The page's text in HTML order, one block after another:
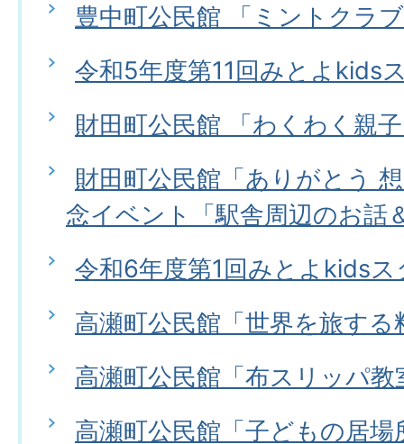
豊中町公民館 「ミントクラ
令和5年度第11回みとよkids
財田町公民館 「わくわく親
財田町公民館「ありがとう
念イベント「駅舎周辺のお話
令和6年度第1回みとよkidsス
高瀬町公民館「世界を旅する
高瀬町公民館「布スリッパ教
高瀬町公民館「子どもの居